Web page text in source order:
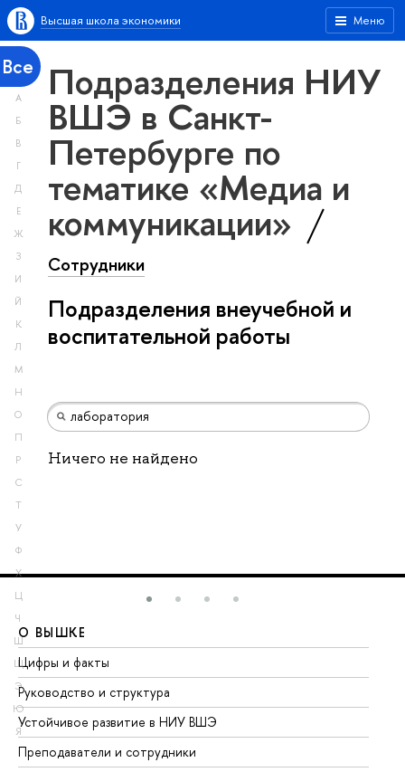
Меню
Высшая школа экономики
Все
А
Б
В
Г
Д
Е
Ж
З
И
Й
К
Л
М
Н
О
П
Р
С
Т
У
Ф
Х
Ц
Ч
Ш
Щ
Э
Ю
Я
Подразделения НИУ
ВШЭ в Санкт-
Петербурге по
тематике «Медиа и
коммуникации»
Сотрудники
Подразделения внеучебной и
воспитательной работы
Ничего не найдено
О ВЫШКЕ
Цифры и факты
Руководство и структура
Устойчивое развитие в НИУ ВШЭ
Преподаватели и сотрудники